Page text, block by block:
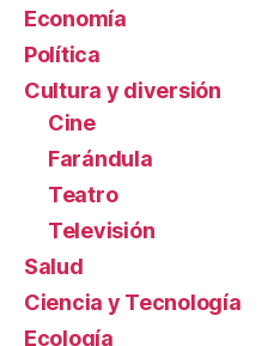
Economía
Política
Cultura y diversión
Cine
Farándula
Teatro
Televisión
Salud
Ciencia y Tecnología
Ecología